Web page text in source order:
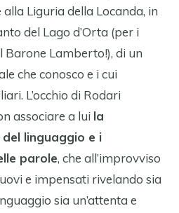
Liguria della Locanda, in
del Lago d’Orta (per i
Barone Lamberto!), di un
che conosco e i cui
L’occhio di Rodari
associare a lui la
linguaggio e i
parole, che all’improvviso
e impensati rivelando sia
sia un’attenta e